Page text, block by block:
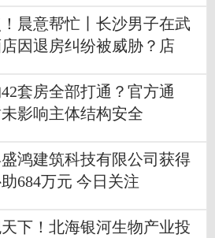
晨意帮忙丨长沙男子在武
因退房纠纷被威胁？店
套房全部打通？官方通
影响主体结构安全
鸿建筑科技有限公司获得
684万元 今日关注
下！北海银河生物产业投